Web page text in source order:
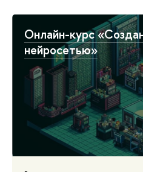
Онлайн-курс
нейросетью»